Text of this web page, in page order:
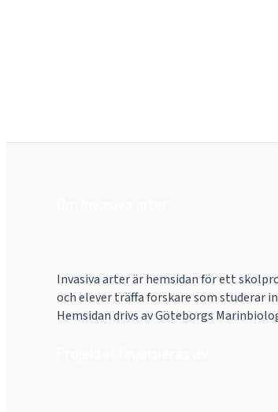
Invasiva arter är hemsidan för ett
och elever träffa forskare som studerar
Hemsidan drivs av Göteborgs